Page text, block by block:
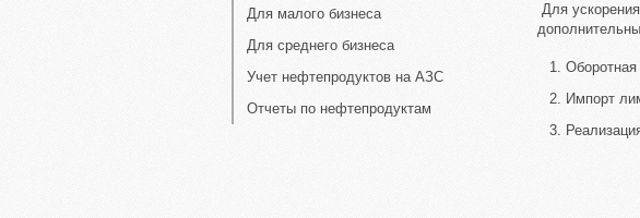
Для
Импорт
Для малого бизнеса
Для среднего бизнеса
Учет нефтепродуктов на АЗС
Отчеты по нефтепродуктам